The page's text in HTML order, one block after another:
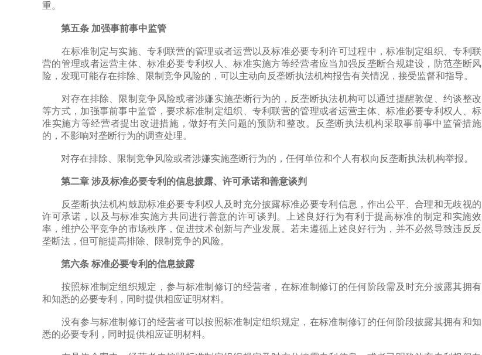
重。
第五条 加强事前事中监管
在标准制定与实施、专利联营的管理或者运营以及标准必要专利许可过程中，标准制定组织、专利联
营的管理或者运营主体、标准必要专利权人、标准实施方等经营者应当加强反垄断合规建设，防范垄断风
险，发现可能存在排除、限制竞争风险的，可以主动向反垄断执法机构报告有关情况，接受监督和指导。
对存在排除、限制竞争风险或者涉嫌实施垄断行为的，反垄断执法机构可以通过提醒敦促、约谈整改
等方式，加强事前事中监管，要求标准制定组织、专利联营的管理或者运营主体、标准必要专利权人、标
准实施方等经营者提出改进措施，做好有关问题的预防和整改。反垄断执法机构采取事前事中监管措施
的，不影响对垄断行为的调查处理。
对存在排除、限制竞争风险或者涉嫌实施垄断行为的，任何单位和个人有权向反垄断执法机构举报。
第二章 涉及标准必要专利的信息披露、许可承诺和善意谈判
反垄断执法机构鼓励标准必要专利权人及时充分披露标准必要专利信息，作出公平、合理和无歧视的
许可承诺，以及与标准实施方共同进行善意的许可谈判。上述良好行为有利于提高标准的制定和实施效
率，维护公平竞争的市场秩序，促进技术创新与产业发展。若未遵循上述良好行为，并不必然导致违反反
垄断法，但可能提高排除、限制竞争的风险。
第六条 标准必要专利的信息披露
按照标准制定组织规定，参与标准制修订的经营者，在标准制修订的任何阶段需及时充分披露其拥有
和知悉的必要专利，同时提供相应证明材料。
没有参与标准制修订的经营者可以按照标准制定组织规定，在标准制修订的任何阶段披露其拥有和知
悉的必要专利，同时提供相应证明材料。